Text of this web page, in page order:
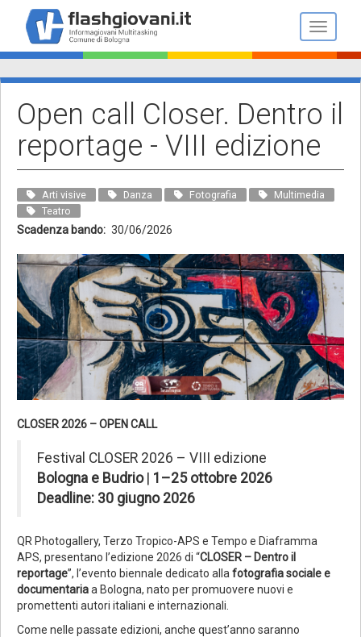
contenuto
principale
Toggle
Open call Closer. Dentro il
reportage - VIII edizione
Arti visive Danza Fotografia
Multimedia
Teatro
Scadenza bando 30/06/2026
CLOSER 2026 – OPEN CALL
Festival CLOSER 2026 – VIII edizione
Bologna e Budrio| 1–25 ottobre 2026
Deadline: 30 giugno 2026
QR Photogallery, Terzo Tropico-APS e Tempo e Diaframma
APS, presentano l’edizione 2026 di “CLOSER – Dentro il
reportage”, l’evento biennale dedicato alla fotografia sociale e
documentariaa Bologna, nato per promuovere nuovi e
promettenti autori italiani e internazionali.
Come nelle passate edizioni, anche quest’anno saranno